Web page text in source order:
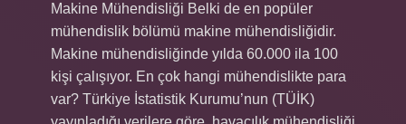
Makine Mühendisliği Belki de en popüler
mühendislik bölümü makine mühendisliğidir.
Makine mühendisliğinde yılda 60.000 ila 100
kişi çalışıyor. En çok hangi mühendislikte para
var? Türkiye İstatistik Kurumu’nun (TÜİK)